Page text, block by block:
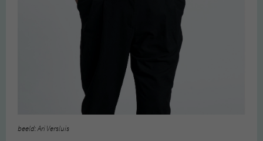
beeld: Ari Versluis